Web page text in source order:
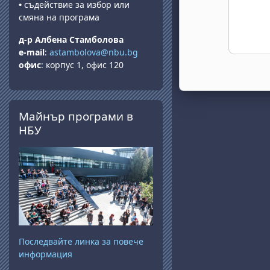
• съдействие за избор или
смяна на програма
д-р Албена Стамболова
e-mail: astambolova@nbu.bg
офис: корпус 1, офис 120
Skip Майнър програми в НБУ
Майнър програми в
НБУ
Последвайте линка за повече
информация